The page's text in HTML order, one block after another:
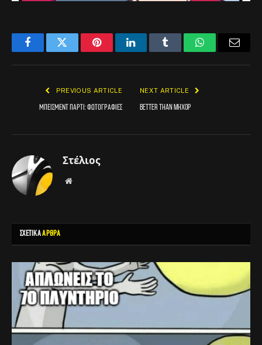
FacebookTwitter PinterestLinkedInTumblr WhatsApp
PREVIOUS ARTICLE
Μπεισμεντ Παρτι: Φωτογραφίες
NEXT ARTICLE
better than MHXOP
Στέλιος
Website
ΣΧΕΤΙΚΑΑΡΘΡΑ